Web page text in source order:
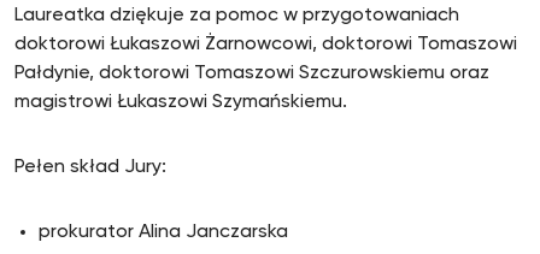
Laureatka dziękuje za pomoc w przygotowaniach
doktorowi Łukaszowi Żarnowcowi, doktorowi Tomaszowi
Pałdynie, doktorowi Tomaszowi Szczurowskiemu oraz
magistrowi Łukaszowi Szymańskiemu.
Pełen skład Jury:
prokurator Alina Janczarska